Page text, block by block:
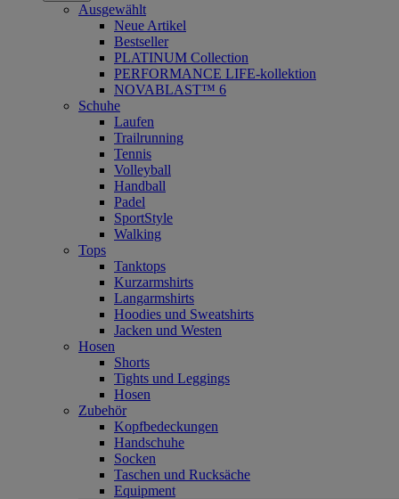
Ausgewählt
Neue Artikel
Bestseller
PLATINUM Collection
PERFORMANCE LIFE-kollektion
NOVABLAST™ 6
Schuhe
Laufen
Trailrunning
Tennis
Volleyball
Handball
Padel
SportStyle
Walking
Tops
Tanktops
Kurzarmshirts
Langarmshirts
Hoodies und Sweatshirts
Jacken und Westen
Hosen
Shorts
Tights und Leggings
Hosen
Zubehör
Kopfbedeckungen
Handschuhe
Socken
Taschen und Rucksäche
Equipment